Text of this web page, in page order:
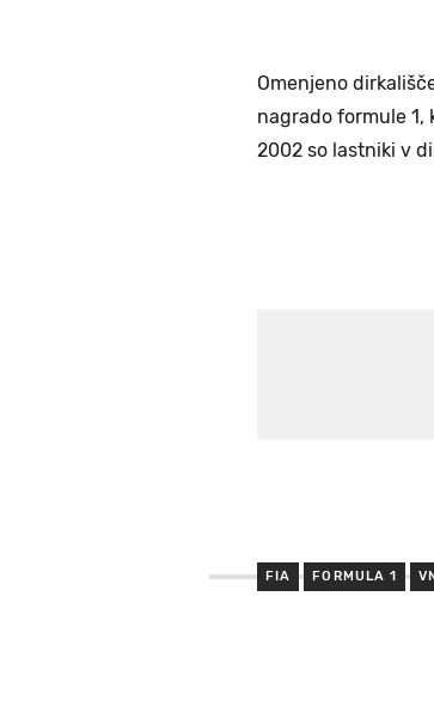
Omenjeno
nagrado formule 1,
2002 so lastniki v
FIA FORMULA 1